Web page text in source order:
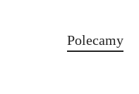
Pomiń karuzelę
Produkty
Polecamy